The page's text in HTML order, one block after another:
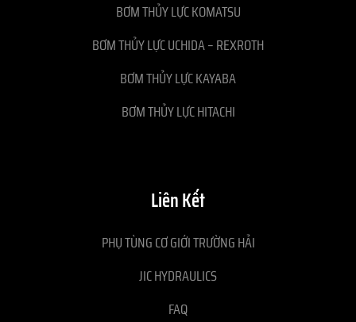
BƠM THỦY LỰC KOMATSU
BƠM THỦY LỰC UCHIDA – REXROTH
BƠM THỦY LỰC KAYABA
BƠM THỦY LỰC HITACHI
Liên Kết
PHỤ TÙNG CƠ GIỚI TRƯỜNG HẢI
JIC HYDRAULICS
FAQ